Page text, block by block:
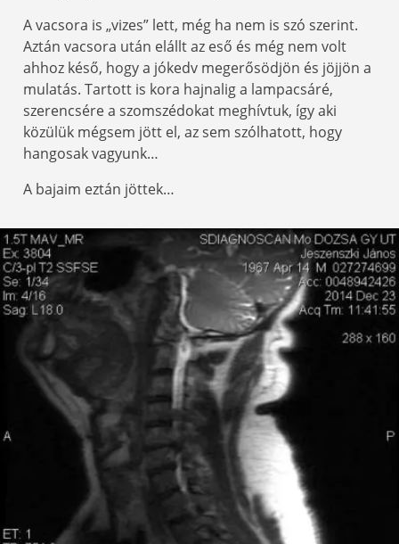
A vacsora is „vizes” lett, még ha nem is szó szerint.
Aztán vacsora után elállt az eső és még nem volt
ahhoz késő, hogy a jókedv megerősödjön és jöjjön a
mulatás. Tartott is kora hajnalig a lampacsáré,
szerencsére a szomszédokat meghívtuk, így aki
közülük mégsem jött el, az sem szólhatott, hogy
hangosak vagyunk…
A bajaim eztán jöttek…